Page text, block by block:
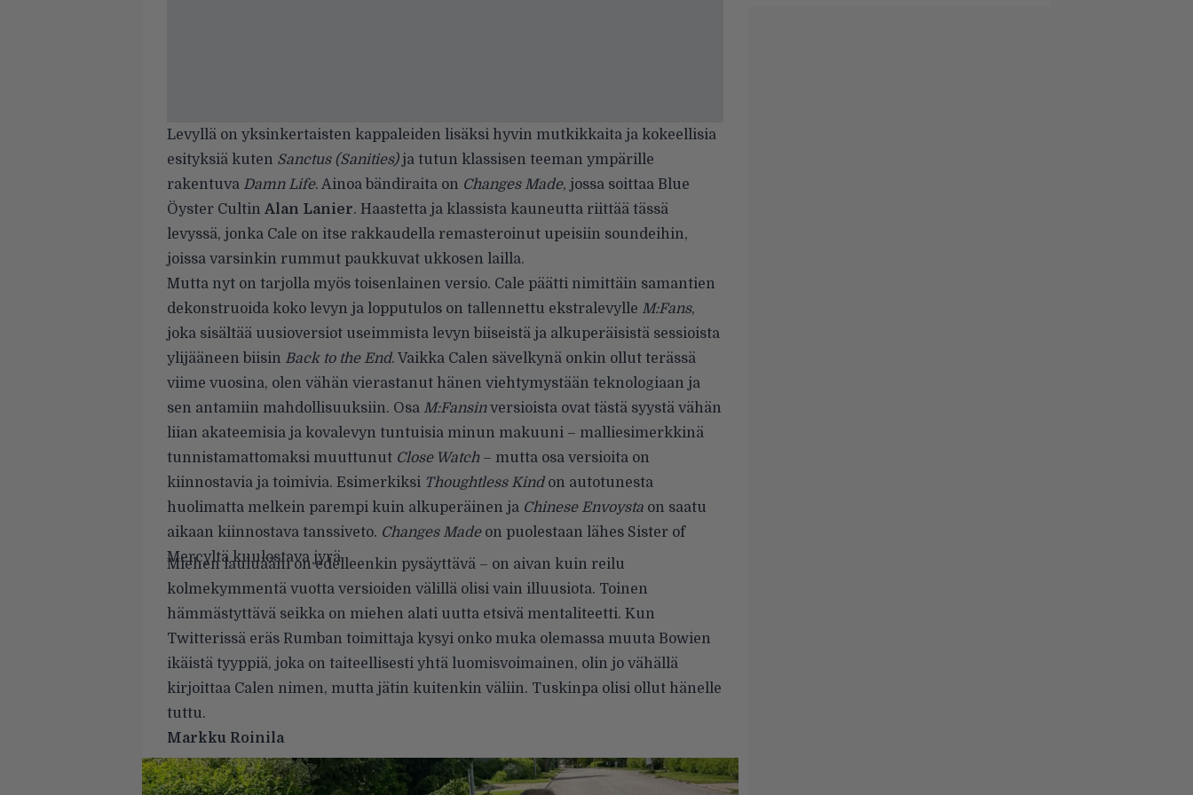
Levyllä on yksinkertaisten kappaleiden lisäksi hyvin mutkikkaita ja kokeellisia
esityksiä kuten Sanctus (Sanities)ja tutun klassisen teeman ympärille
rakentuva Damn Life. Ainoa bändiraita on Changes Made, jossa soittaa Blue
Öyster Cultin Alan Lanier. Haastetta ja klassista kauneutta riittää tässä
levyssä, jonka Cale on itse rakkaudella remasteroinut upeisiin soundeihin,
joissa varsinkin rummut paukkuvat ukkosen lailla.
Mutta nyt on tarjolla myös toisenlainen versio. Cale päätti nimittäin samantien
dekonstruoida koko levyn ja lopputulos on tallennettu ekstralevylle M:Fans,
joka sisältää uusioversiot useimmista levyn biiseistä ja alkuperäisistä sessioista
ylijääneen biisin Back to the End. Vaikka Calen sävelkynä onkin ollut terässä
viime vuosina, olen vähän vierastanut hänen viehtymystään teknologiaan ja
sen antamiin mahdollisuuksiin. Osa M:Fansinversioista ovat tästä syystä vähän
liian akateemisia ja kovalevyn tuntuisia minun makuuni – malliesimerkkinä
tunnistamattomaksi muuttunut Close Watch – mutta osa versioita on
kiinnostavia ja toimivia. Esimerkiksi Thoughtless Kindon autotunesta
huolimatta melkein parempi kuin alkuperäinen ja Chinese Envoysta on saatu
aikaan kiinnostava tanssiveto. Changes Madeon puolestaan lähes Sister of
Mercyltä kuulostava jyrä.
Miehen lauluääni on edelleenkin pysäyttävä – on aivan kuin reilu
kolmekymmentä vuotta versioiden välillä olisi vain illuusiota. Toinen
hämmästyttävä seikka on miehen alati uutta etsivä mentaliteetti. Kun
Twitterissä eräs Rumban toimittaja kysyi onko muka olemassa muuta Bowien
ikäistä tyyppiä, joka on taiteellisesti yhtä luomisvoimainen, olin jo vähällä
kirjoittaa Calen nimen, mutta jätin kuitenkin väliin. Tuskinpa olisi ollut hänelle
tuttu.
Markku Roinila